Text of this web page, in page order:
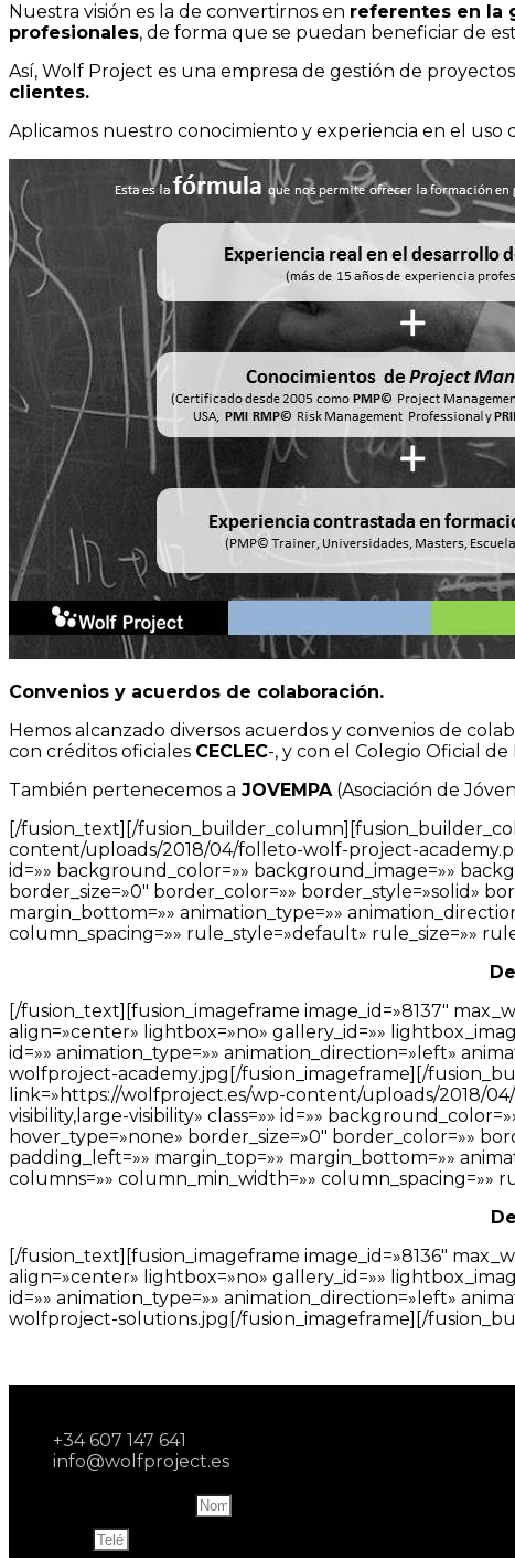
Nuestra visión es la de convertirnos en referentes en la
profesionales, de forma que se puedan beneficiar de
Así, Wolf Project es una empresa de gestión de
clientes.
Aplicamos nuestro conocimiento y experiencia en el uso
Convenios y acuerdos de colaboración.
Hemos alcanzado diversos acuerdos y convenios de
con créditos oficiales CECLEC-, y con el Colegio Oficial
También pertenecemos a JOVEMPA(Asociación de
[/fusion_text][/
content/uploads/2018/04/folleto-wolf-project-
id=»» background_color=»» background_image=»»
border_size=»0″ border_color=»» border_style=»solid»
margin_bottom=»» animation_type=»»
column_spacing=»» rule_style=»default» rule_size=»»
[/fusion_text][fusion_imageframe image_id=»8137″
align=»center» lightbox=»no» gallery_id=»»
id=»» animation_type=»» animation_direction=»left»
wolfproject-academy.jpg[/fusion_imageframe][/
link=»https://wolfproject.es/wp-content/uploads/2018/
visibility,large-visibility» class=»» id=»»
hover_type=»none» border_size=»0″ border_color=»»
padding_left=»» margin_top=»» margin_bottom=»»
columns=»» column_min_width=»» column_spacing=»»
[/fusion_text][fusion_imageframe image_id=»8136″
align=»center» lightbox=»no» gallery_id=»»
id=»» animation_type=»» animation_direction=»left»
wolfproject-solutions.jpg[/fusion_imageframe][/
+34 607 147 641
info@wolfproject.es